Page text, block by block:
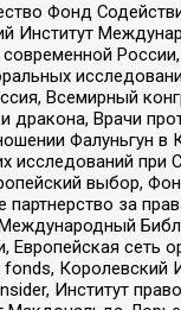
Фонд
Всемирный
Врачи
Фалуньгун
выбор,
за
Европейская
Институт